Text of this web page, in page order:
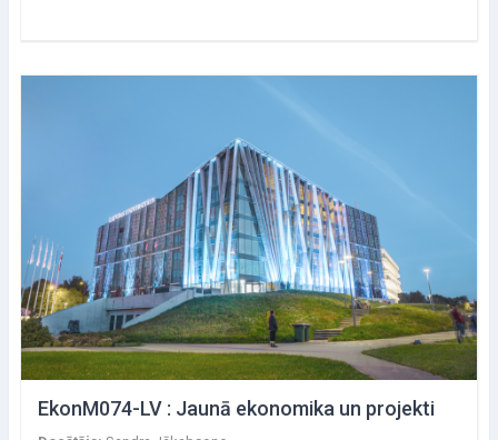
EkonM074-LV : Jaunā ekonomika un projekti